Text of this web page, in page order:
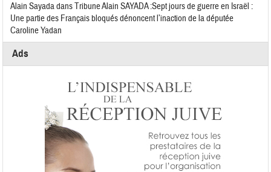
Alain SayadadansTribune Alain SAYADA :Sept jours de guerre en Israël :
Une partie des Français bloqués dénoncent l’inaction de la députée
Caroline Yadan
Ads